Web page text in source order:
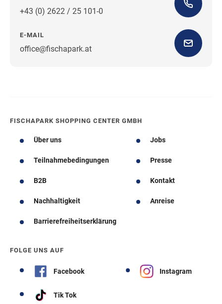
+43 (0) 2622 / 25 101-0
E-MAIL
office@fischapark.atWegbeschreibung
FISCHAPARK SHOPPING CENTER GMBH
Über uns Jobs
Teilnahmebedingungen Presse
B2B Kontakt
Nachhaltigkeit Anreise
Barrierefreiheitserklärung
FOLGE UNS AUF
Facebook Instagram
Tik Tok